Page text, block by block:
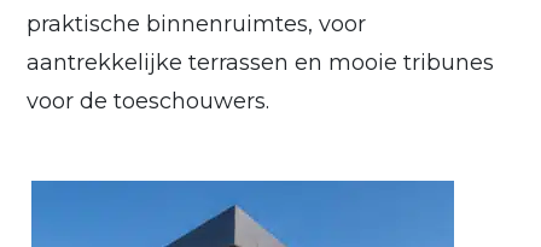
praktische binnenruimtes, voor
aantrekkelijke terrassen en mooie tribunes
voor de toeschouwers.